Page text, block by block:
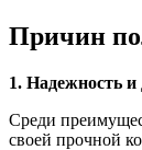
Причин
1. Надежность и
Среди
своей прочной